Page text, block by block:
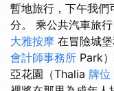
暫地旅行，下午我
分。 乘公共汽車旅
大雅按摩 在冒險城
會計師事務所 Park
亞花園（Thalia 牌位